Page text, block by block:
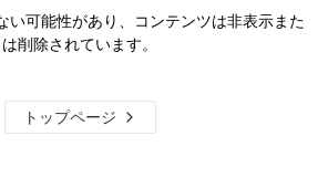
い可能性があり、コンテンツは非表示また
は削除されています。
トップページ